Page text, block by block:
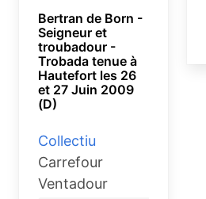
Bertran de Born -
Seigneur et
troubadour -
Trobada tenue à
Hautefort les 26
et 27 Juin 2009
(D)
Collectiu
Carrefour
Ventadour